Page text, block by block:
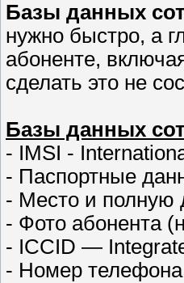
Базы данных
нужно быстро, а
абоненте,
сделать это не
Базы данных
- IMSI -
- Паспортные
- Место и полную
- Фото абонента
- ICCID —
- Номер